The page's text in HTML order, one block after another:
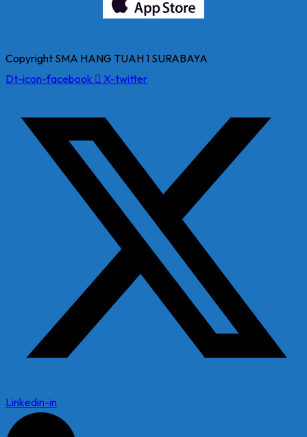
Copyright SMA HANG TUAH 1 SURABAYA
Dt-icon-facebook
X-twitter
Linkedin-in